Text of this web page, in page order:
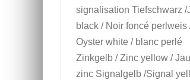
signalisation Tiefschwarz /
black / Noir foncé perlweis
Oyster white / blanc perlé
Zinkgelb / Zinc yellow /
zinc Signalgelb /Signal